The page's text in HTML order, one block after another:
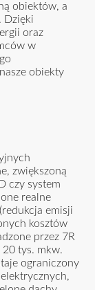
obiektów, a
Dzięki
oraz
w
obiekty
zwiększoną
czy system
realne
emisji
kosztów
przez 7R
tys. mkw.
ograniczony